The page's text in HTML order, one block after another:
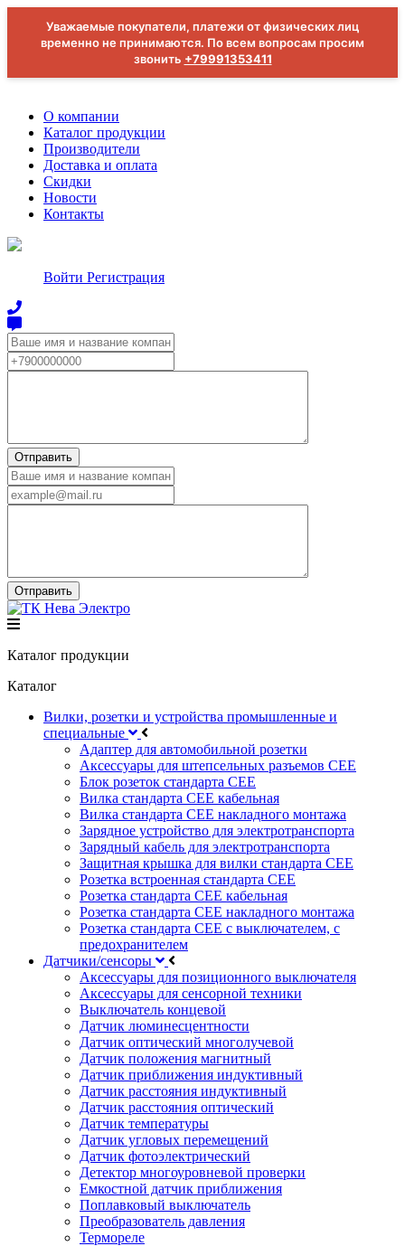
Уважаемые покупатели, платежи от физических лиц
временно не принимаются. По всем вопросам просим
звонить +79991353411
О компании
Каталог продукции
Производители
Доставка и оплата
Скидки
Новости
Контакты
Войти Регистрация
Каталог продукции
Каталог
Вилки, розетки и устройства промышленные и
специальные
Адаптер для автомобильной розетки
Аксессуары для штепсельных разъемов CEE
Блок розеток стандарта CEE
Вилка стандарта CEE кабельная
Вилка стандарта CEE накладного монтажа
Зарядное устройство для электротранспорта
Зарядный кабель для электротранспорта
Защитная крышка для вилки стандарта CEE
Розетка встроенная стандарта CEE
Розетка стандарта СЕЕ кабельная
Розетка стандарта СЕЕ накладного монтажа
Розетка стандарта СЕЕ с выключателем, с
предохранителем
Датчики/сенсоры
Аксессуары для позиционного выключателя
Аксессуары для сенсорной техники
Выключатель концевой
Датчик люминесцентности
Датчик оптический многолучевой
Датчик положения магнитный
Датчик приближения индуктивный
Датчик расстояния индуктивный
Датчик расстояния оптический
Датчик температуры
Датчик угловых перемещений
Датчик фотоэлектрический
Детектор многоуровневой проверки
Емкостной датчик приближения
Поплавковый выключатель
Преобразователь давления
Термореле